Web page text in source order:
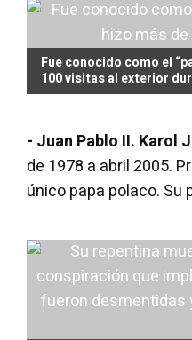
Fue conocido como el
100 visitas al exterior
- Juan Pablo II. Karol
de 1978 a abril 2005.
único papa polaco. Su